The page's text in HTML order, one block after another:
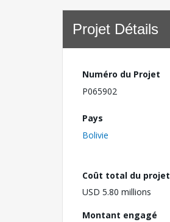
Projet Détails
Numéro du Projet
P065902
Pays
Bolivie
Coût total du projet
USD 5.80 millions
Montant engagé